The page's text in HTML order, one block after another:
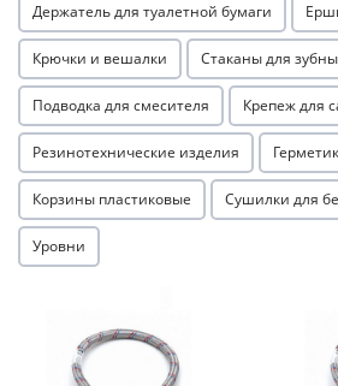
Держатель для туалетной бумаги
Крючки и вешалки Стаканы для
Подводка для смесителя Крепеж для
Резинотехнические изделия
Корзины пластиковые Сушилки для
Уровни